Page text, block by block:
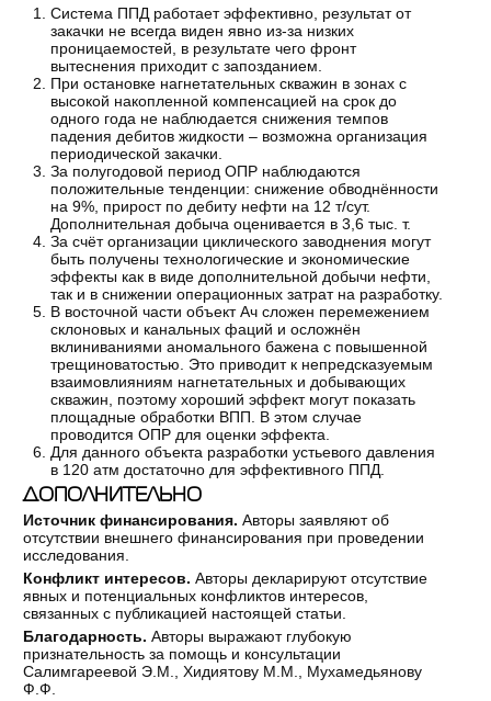
Система ППД работает эффективно, результат от
закачки не всегда виден явно из-за низких
проницаемостей, в результате чего фронт
вытеснения приходит с запозданием.
При остановке нагнетательных скважин в зонах с
высокой накопленной компенсацией на срок до
одного года не наблюдается снижения темпов
падения дебитов жидкости – возможна организация
периодической закачки.
За полугодовой период ОПР наблюдаются
положительные тенденции: снижение обводнённости
на 9%, прирост по дебиту нефти на 12 т/сут.
Дополнительная добыча оценивается в 3,6 тыс. т.
За счёт организации циклического заводнения могут
быть получены технологические и экономические
эффекты как в виде дополнительной добычи нефти,
так и в снижении операционных затрат на разработку.
В восточной части объект Ач сложен перемежением
склоновых и канальных фаций и осложнён
вклиниваниями аномального бажена с повышенной
трещиноватостью. Это приводит к непредсказуемым
взаимовлияниям нагнетательных и добывающих
скважин, поэтому хороший эффект могут показать
площадные обработки ВПП. В этом случае
проводится ОПР для оценки эффекта.
Для данного объекта разработки устьевого давления
в 120 атм достаточно для эффективного ППД.
ДОПОЛНИТЕЛЬНО
Источник финансирования. Авторы заявляют об
отсутствии внешнего финансирования при проведении
исследования.
Конфликт интересов. Авторы декларируют отсутствие
явных и потенциальных конфликтов интересов,
связанных с публикацией настоящей статьи.
Благодарность. Авторы выражают глубокую
признательность за помощь и консультации
Салимгареевой Э.М., Хидиятову М.М., Мухамедьянову
Ф.Ф.